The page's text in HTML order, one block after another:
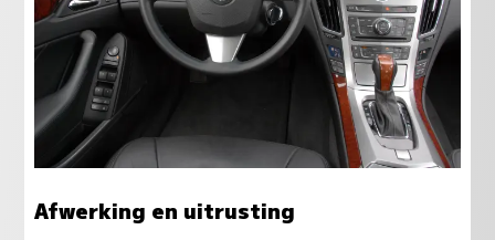
Afwerking en uitrusting